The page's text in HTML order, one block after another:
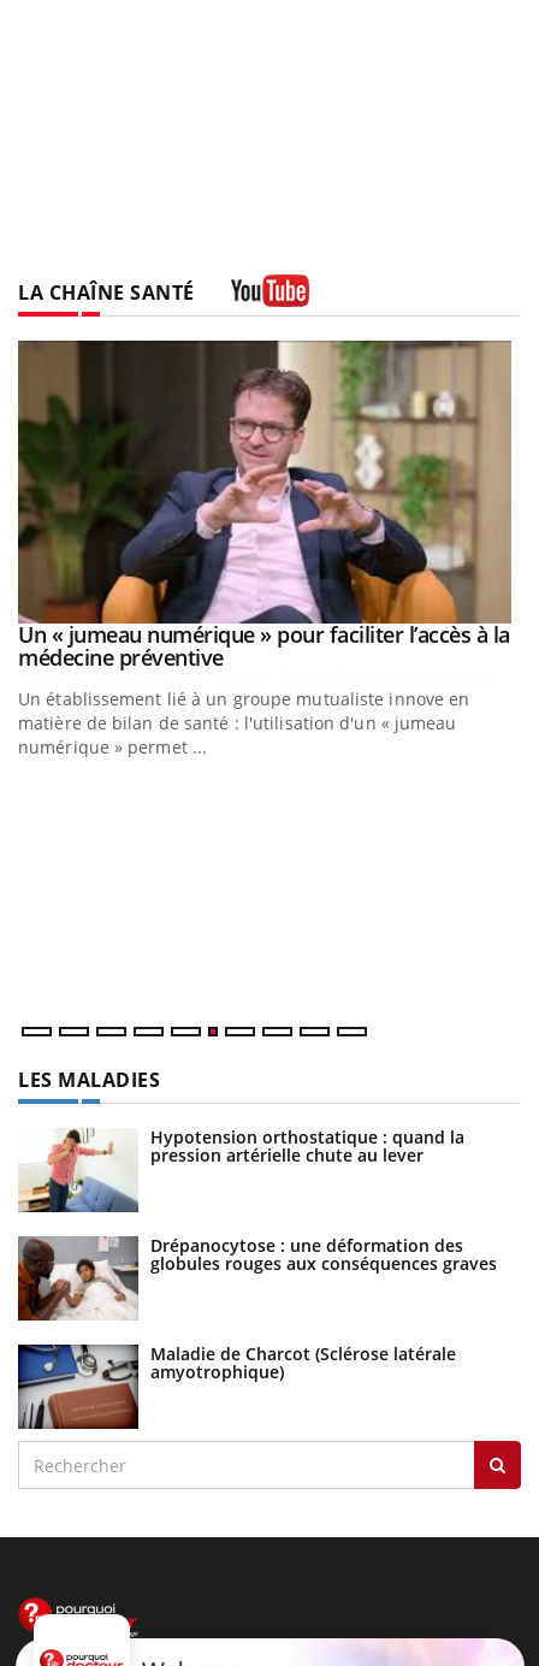
LA CHAÎNE SANTÉ
Youtube
Un « jumeau numérique » pour faciliter l’accès à la
médecine préventiveYoutube
Un établissement lié à un groupe mutualiste innove en
matière de bilan de santé : l'utilisation d'un « jumeau
numérique » permet ...
LES MALADIES
Hypotension orthostatique : quand la
pression artérielle chute au lever
Drépanocytose : une déformation des
globules rouges aux conséquences graves
Maladie de Charcot (Sclérose latérale
amyotrophique)